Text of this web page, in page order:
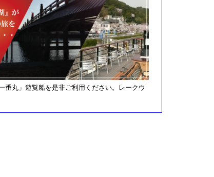
番丸」遊覧船を是非ご利用ください。レークウ